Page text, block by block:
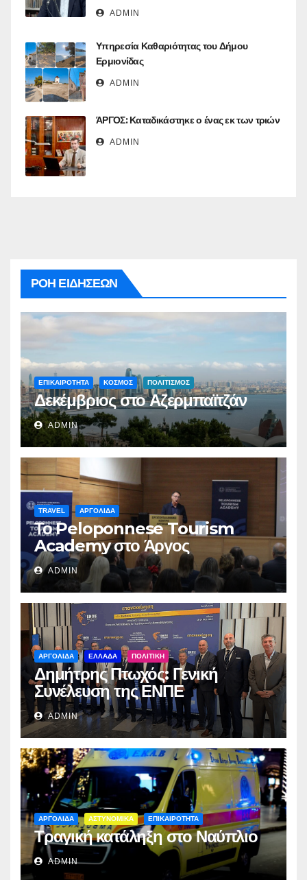
ADMIN
Υπηρεσία Καθαριότητας του Δήμου
Ερμιονίδας
ADMIN
ΆΡΓΟΣ: Καταδικάστηκε ο ένας εκ των τριών
ADMIN
ΡΟΗ ΕΙΔΗΣΕΩΝ
ΕΠΙΚΑΙΡΟΤΗΤΑ ΚΟΣΜΟΣ ΠΟΛΙΤΙΣΜΟΣ
Δεκέμβριος στο Αζερμπαϊτζάν
ADMIN
TRAVEL ΑΡΓΟΛΙΔΑ
Το Peloponnese Tourism
Academy στο Άργος
ADMIN
ΑΡΓΟΛΙΔΑ ΕΛΛΑΔΑ ΠΟΛΙΤΙΚΗ
Δημήτρης Πτωχός: Γενική
Συνέλευση της ΕΝΠΕ
ADMIN
ΑΡΓΟΛΙΔΑ ΑΣΤΥΝΟΜΙΚΑ ΕΠΙΚΑΙΡΟΤΗΤΑ
Τραγική κατάληξη στο Ναύπλιο
ADMIN